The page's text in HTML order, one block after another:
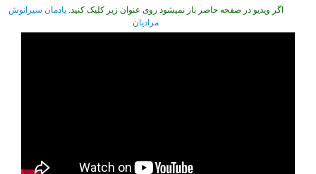
اگر ویدیو در صفحه حاصر باز نمیشود روی عنوان زیر کلیک کنید.یادمان سیرانوش
مرادیان